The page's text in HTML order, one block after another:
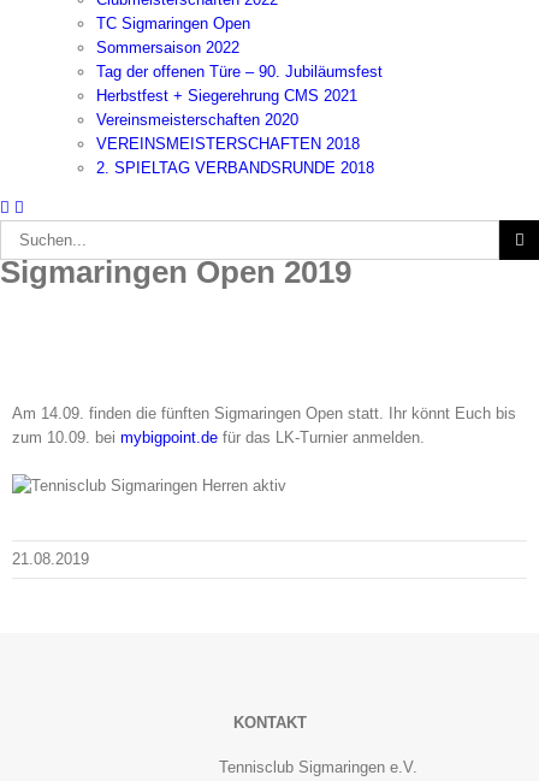
TC Sigmaringen Open
Sommersaison 2022
Tag der offenen Türe – 90. Jubiläumsfest
Herbstfest + Siegerehrung CMS 2021
Vereinsmeisterschaften 2020
VEREINSMEISTERSCHAFTEN 2018
2. SPIELTAG VERBANDSRUNDE 2018
Suche
nach:
Sigmaringen Open 2019
Am 14.09. finden die fünften Sigmaringen Open statt. Ihr könnt Euch bis
zum 10.09. bei mybigpoint.de für das LK-Turnier anmelden.
21.08.2019
KONTAKT
Tennisclub Sigmaringen e.V.